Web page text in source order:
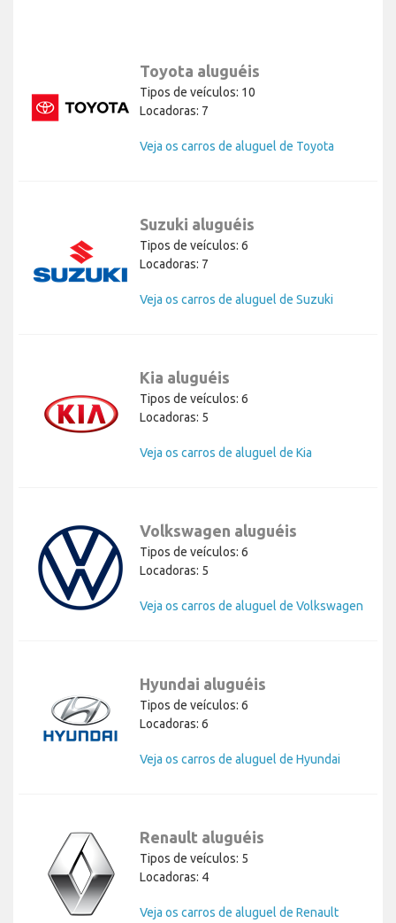
Toyota aluguéis
Tipos de veículos: 10
Locadoras: 7
Veja os carros de aluguel de Toyota
Suzuki aluguéis
Tipos de veículos: 6
Locadoras: 7
Veja os carros de aluguel de Suzuki
Kia aluguéis
Tipos de veículos: 6
Locadoras: 5
Veja os carros de aluguel de Kia
Volkswagen aluguéis
Tipos de veículos: 6
Locadoras: 5
Veja os carros de aluguel de Volkswagen
Hyundai aluguéis
Tipos de veículos: 6
Locadoras: 6
Veja os carros de aluguel de Hyundai
Renault aluguéis
Tipos de veículos: 5
Locadoras: 4
Veja os carros de aluguel de Renault